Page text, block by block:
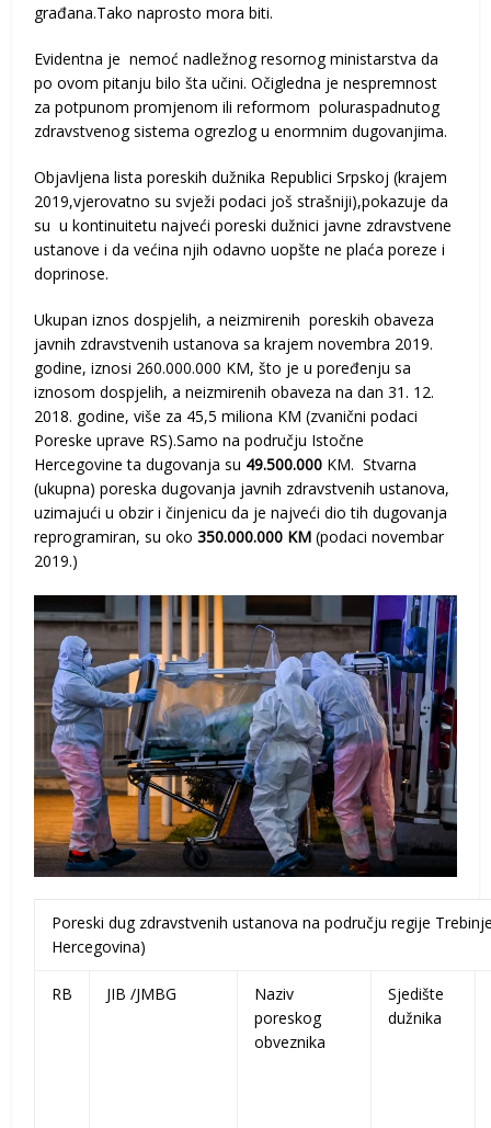
građana.Tako naprosto mora biti.
Evidentna je nemoć nadležnog resornog ministarstva da
po ovom pitanju bilo šta učini. Očigledna je nespremnost
za potpunom promjenom ili reformom poluraspadnutog
zdravstvenog sistema ogrezlog u enormnim dugovanjima.
Objavljena lista poreskih dužnika Republici Srpskoj (krajem
2019,vjerovatno su svježi podaci još strašniji),pokazuje da
su u kontinuitetu najveći poreski dužnici javne zdravstvene
ustanove i da većina njih odavno uopšte ne plaća poreze i
doprinose.
Ukupan iznos dospjelih, a neizmirenih poreskih obaveza
javnih zdravstvenih ustanova sa krajem novembra 2019.
godine, iznosi 260.000.000 KM, što je u poređenju sa
iznosom dospjelih, a neizmirenih obaveza na dan 31. 12.
2018. godine, više za 45,5 miliona KM (zvanični podaci
Poreske uprave RS).Samo na području Istočne
Hercegovine ta dugovanja su 49.500.000 KM. Stvarna
(ukupna) poreska dugovanja javnih zdravstvenih ustanova,
uzimajući u obzir i činjenicu da je najveći dio tih dugovanja
reprogramiran, su oko350.000.000 KM (podaci novembar
2019.)
Poreski dug zdravstvenih ustanova na području regije
Hercegovina)
RB JIB /JMBG
Naziv
poreskog
obveznika
Sjedište
dužnika